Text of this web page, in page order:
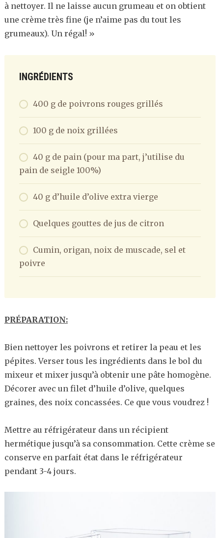
à nettoyer. Il ne laisse aucun grumeau et on obtient
une crème très fine (je n’aime pas du tout les
grumeaux). Un régal! »
INGRÉDIENTS
400 g de poivrons rouges grillés
100 g de noix grillées
40 g de pain (pour ma part, j’utilise du
pain de seigle 100%)
40 g d’huile d’olive extra vierge
Quelques gouttes de jus de citron
Cumin, origan, noix de muscade, sel et
poivre
PRÉPARATION:
Bien nettoyer les poivrons et retirer la peau et les
pépites. Verser tous les ingrédients dans le bol du
mixeur et mixer jusqu’à obtenir une pâte homogène.
Décorer avec un filet d’huile d’olive, quelques
graines, des noix concassées. Ce que vous voudrez !
Mettre au réfrigérateur dans un récipient
hermétique jusqu’à sa consommation. Cette crème se
conserve en parfait état dans le réfrigérateur
pendant 3-4 jours.